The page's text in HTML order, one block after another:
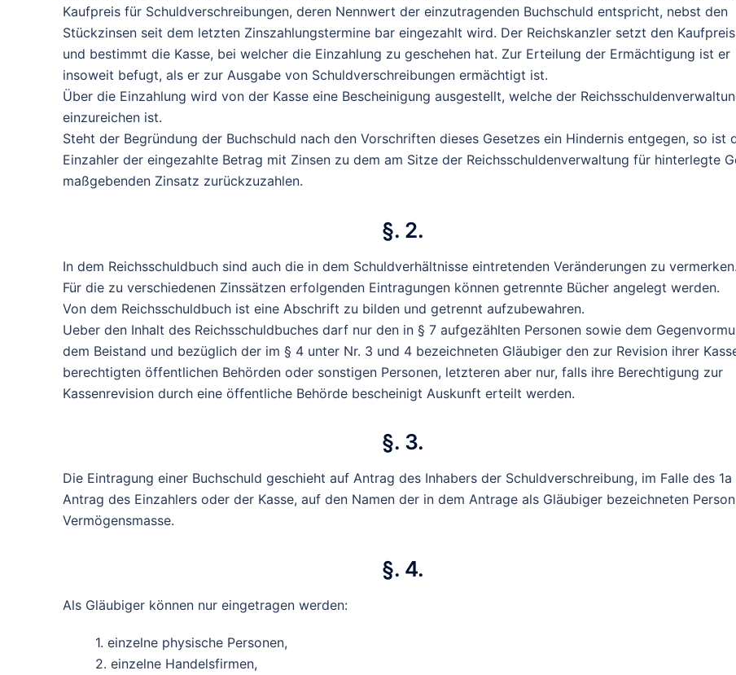
Kaufpreis für Schuldverschreibungen, deren Nennwert der einzutragenden Buchschuld entspricht, nebst den
Stückzinsen seit dem letzten Zinszahlungstermine bar eingezahlt wird. Der Reichskanzler setzt den
und bestimmt die Kasse, bei welcher die Einzahlung zu geschehen hat. Zur Erteilung der Ermächtigung ist er
insoweit befugt, als er zur Ausgabe von Schuldverschreibungen ermächtigt ist.
Über die Einzahlung wird von der Kasse eine Bescheinigung ausgestellt, welche der
einzureichen ist.
Steht der Begründung der Buchschuld nach den Vorschriften dieses Gesetzes ein Hindernis entgegen, so ist
Einzahler der eingezahlte Betrag mit Zinsen zu dem am Sitze der Reichsschuldenverwaltung für hinterlegte
maßgebenden Zinsatz zurückzuzahlen.
§. 2.
In dem Reichsschuldbuch sind auch die in dem Schuldverhältnisse eintretenden Veränderungen zu vermerken.
Für die zu verschiedenen Zinssätzen erfolgenden Eintragungen können getrennte Bücher angelegt werden.
Von dem Reichsschuldbuch ist eine Abschrift zu bilden und getrennt aufzubewahren.
Ueber den Inhalt des Reichsschuldbuches darf nur den in § 7 aufgezählten Personen sowie dem
dem Beistand und bezüglich der im § 4 unter Nr. 3 und 4 bezeichneten Gläubiger den zur Revision ihrer
berechtigten öffentlichen Behörden oder sonstigen Personen, letzteren aber nur, falls ihre Berechtigung zur
Kassenrevision durch eine öffentliche Behörde bescheinigt Auskunft erteilt werden.
§. 3.
Die Eintragung einer Buchschuld geschieht auf Antrag des Inhabers der Schuldverschreibung, im Falle des 1a
Antrag des Einzahlers oder der Kasse, auf den Namen der in dem Antrage als Gläubiger bezeichneten
Vermögensmasse.
§. 4.
Als Gläubiger können nur eingetragen werden:
1. einzelne physische Personen,
2. einzelne Handelsfirmen,